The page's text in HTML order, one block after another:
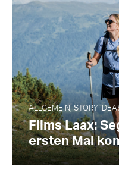
ALLGEMEIN, STORY
Flims Laax:
ersten Mal